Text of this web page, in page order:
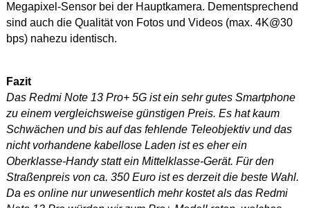
Megapixel-Sensor bei der Hauptkamera. Dementsprechend
sind auch die Qualität von Fotos und Videos (max. 4K@30
bps) nahezu identisch.
Fazit
Das Redmi Note 13 Pro+ 5G ist ein sehr gutes Smartphone
zu einem vergleichsweise günstigen Preis. Es hat kaum
Schwächen und bis auf das fehlende Teleobjektiv und das
nicht vorhandene kabellose Laden ist es eher ein
Oberklasse-Handy statt ein Mittelklasse-Gerät. Für den
Straßenpreis von ca. 350 Euro ist es derzeit die beste Wahl.
Da es online nur unwesentlich mehr kostet als das Redmi